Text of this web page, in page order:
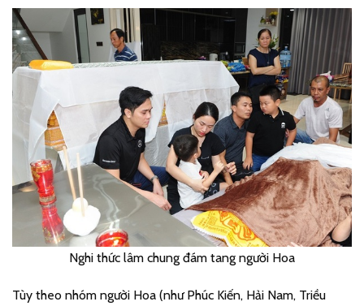
Nghi thức lâm chung đám tang người Hoa
Tùy theo nhóm người Hoa (như Phúc Kiến, Hải Nam, Triều